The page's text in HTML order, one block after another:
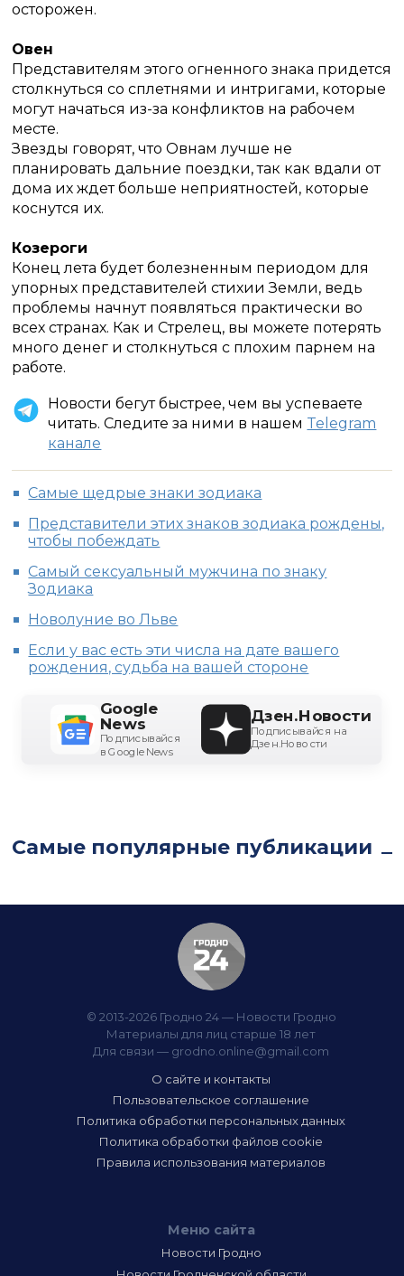
осторожен.
Овен
Представителям этого огненного знака придется
столкнуться со сплетнями и интригами, которые
могут начаться из-за конфликтов на рабочем
месте.
Звезды говорят, что Овнам лучше не
планировать дальние поездки, так как вдали от
дома их ждет больше неприятностей, которые
коснутся их.
Козероги
Конец лета будет болезненным периодом для
упорных представителей стихии Земли, ведь
проблемы начнут появляться практически во
всех странах. Как и Стрелец, вы можете потерять
много денег и столкнуться с плохим парнем на
работе.
Новости бегут быстрее, чем вы успеваете
читать. Следите за ними в нашем Telegram
канале
Cамые щедрые знаки зодиака
Представители этих знаков зодиака рождены,
чтобы побеждать
Самый сексуальный мужчина по знаку
Зодиака
Новолуние во Льве
Если у вас есть эти числа на дате вашего
рождения, судьба на вашей стороне
Google
News
Подписывайся
в Google News
Дзен.Новости
Подписывайся на
Дзен.Новости
Самые популярные публикации
© 2013-2026 Гродно 24 — Новости Гродно
Материалы для лиц старше 18 лет
Для связи — grodno.online@gmail.com
О сайте и контакты
Пользовательское соглашение
Политика обработки персональных данных
Политика обработки файлов cookie
Правила использования материалов
Меню сайта
Новости Гродно